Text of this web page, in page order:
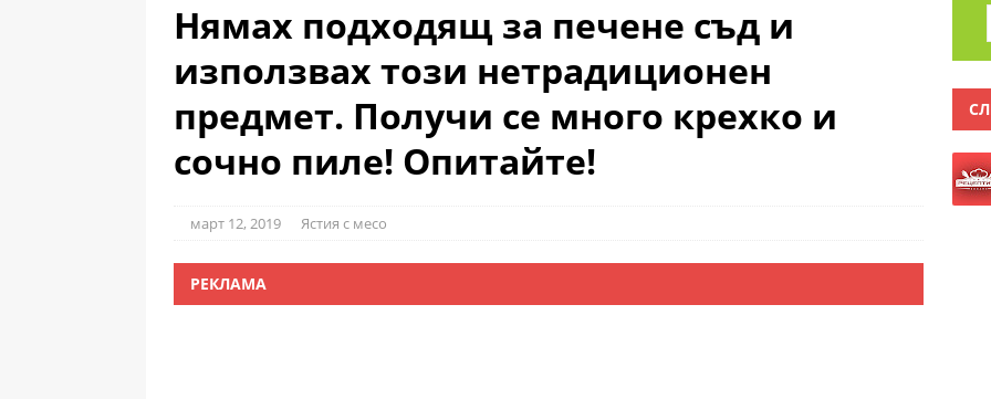
Нямах подходящ за печене съд и
използвах този нетрадиционен
предмет. Получи се много крехко и
сочно пиле! Опитайте!
март 12, 2019 Ястия с месо
РЕКЛАМА